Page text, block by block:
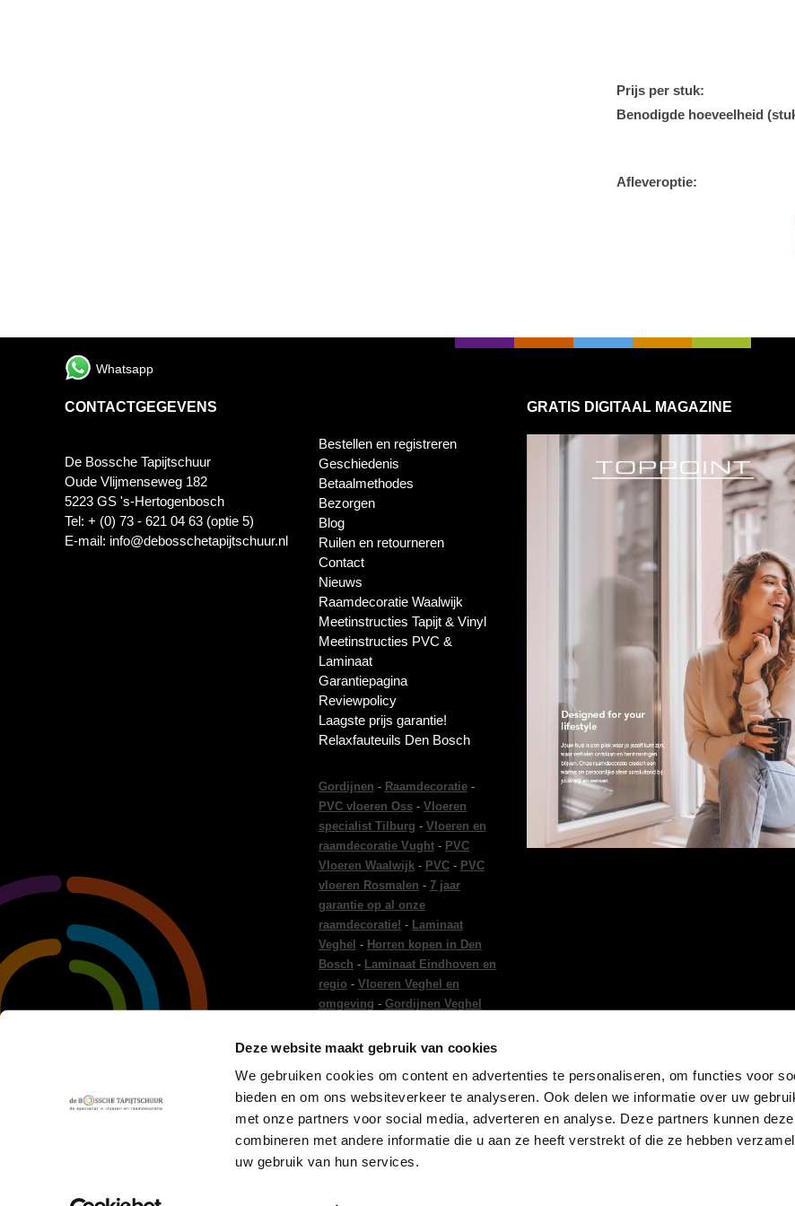
Deze website maakt gebruik van cookies
We gebruiken cookies om content en advertenties te personaliseren, om functies voor
bieden en om ons websiteverkeer te analyseren. Ook delen we informatie over uw
met onze partners voor social media, adverteren en analyse. Deze partners kunnen
combineren met andere informatie die u aan ze heeft verstrekt of die ze hebben
uw gebruik van hun services.
Prijs per stuk:
Benodigde hoeveelheid
Afleveroptie:
Whatsapp
CONTACTGEGEVENS
De Bossche Tapijtschuur
Oude Vlijmenseweg 182
5223 GS 's-Hertogenbosch
Tel: + (0) 73 - 621 04 63 (optie 5)
E-mail: info@debosschetapijtschuur.nl
Bestellen en registreren
Geschiedenis
Betaalmethodes
Bezorgen
Blog
Ruilen en retourneren
Contact
Nieuws
Raamdecoratie Waalwijk
Meetinstructies Tapijt & Vinyl
Meetinstructies PVC &
Laminaat
Garantiepagina
Reviewpolicy
Laagste prijs garantie!
Relaxfauteuils Den Bosch
Gordijnen - Raamdecoratie-
PVC vloeren Oss- Vloeren
specialist Tilburg - Vloeren en
raamdecoratie Vught- PVC
Vloeren Waalwijk- PVC- PVC
vloeren Rosmalen - 7 jaar
garantie op al onze
raamdecoratie! - Laminaat
Veghel - Horren kopen in Den
Bosch - Laminaat Eindhoven en
regio- Vloeren Veghel en
omgeving - Gordijnen Veghel
Gordijnen Eindhoven- Vloeren
Woninginrichting in Den Bosch
-Vloer leggen in Den Bosch
GRATIS DIGITAAL MAGAZINE